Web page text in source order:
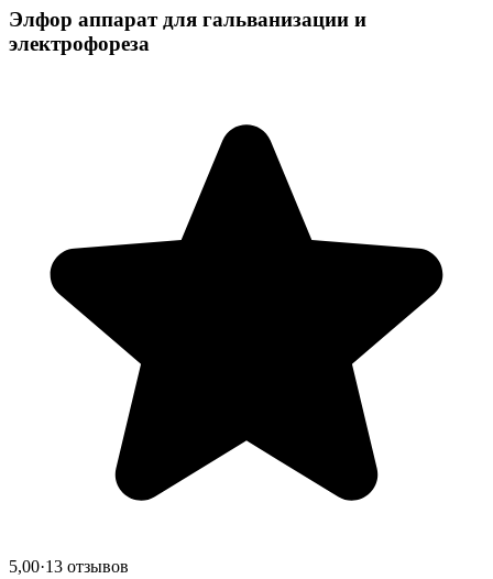
Элфор аппарат для гальванизации и
электрофореза
5,00·13 отзывов